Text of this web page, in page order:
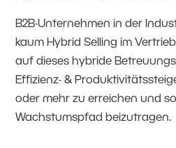
B2B-Unternehmen in der
kaum Hybrid Selling im
auf dieses hybride
Effizienz- &
oder mehr zu erreichen und
Wachstumspfad beizutragen.